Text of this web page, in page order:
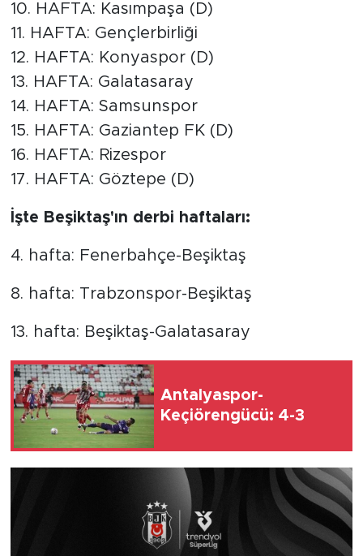
10. HAFTA: Kasımpaşa (D)
11. HAFTA: Gençlerbirliği
12. HAFTA: Konyaspor (D)
13. HAFTA: Galatasaray
14. HAFTA: Samsunspor
15. HAFTA: Gaziantep FK (D)
16. HAFTA: Rizespor
17. HAFTA: Göztepe (D)
İşte Beşiktaş'ın derbi haftaları:
4. hafta: Fenerbahçe-Beşiktaş
8. hafta: Trabzonspor-Beşiktaş
13. hafta: Beşiktaş-Galatasaray
Antalyaspor-
Keçiörengücü: 4-3